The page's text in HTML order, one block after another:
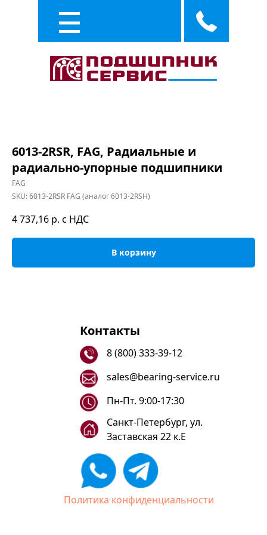
6013-2RSR, FAG, Радиальные и
радиально-упорные подшипники
FAG
SKU:6013-2RSR FAG (аналог 6013-2RSH)
4 737,16 р. с НДС
В корзину
Контакты
8 (800) 333-39-12
sales@bearing-service.ru
Санкт-Петербург, ул.
Заставская 22 к.Е
Пн-Пт. 9:00-17:30
Политика конфиденциальности